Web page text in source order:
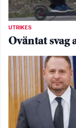
UTRIKES
Oväntat svag